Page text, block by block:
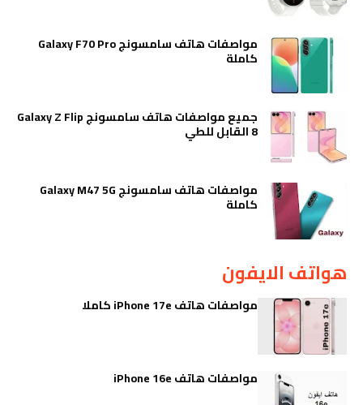
مواصفات هاتف سامسونج Galaxy F70 Pro
كاملة
جميع مواصفات هاتف سامسونج Galaxy Z Flip
8 القابل للطي
مواصفات هاتف سامسونج Galaxy M47 5G
كاملة
هواتف الايفون
مواصفات هاتف iPhone 17e كاملا
مواصفات هاتف iPhone 16e